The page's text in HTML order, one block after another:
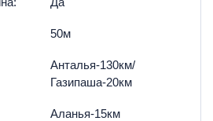
50м
Анталья-130км/
Газипаша-20км
Аланья-15км